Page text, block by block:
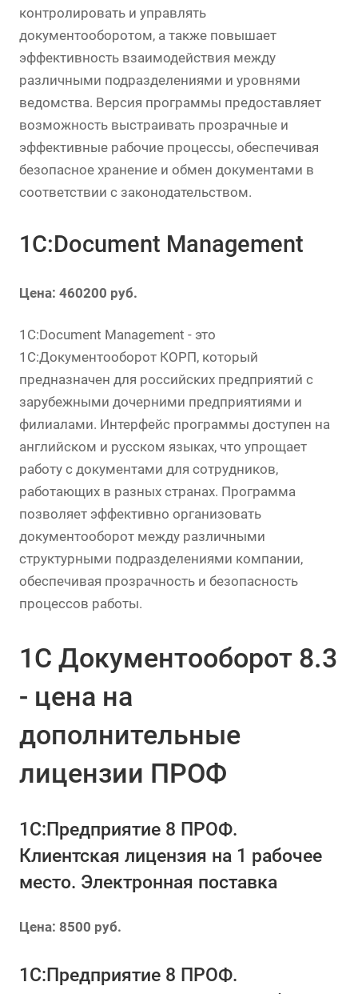
контролировать и управлять
документооборотом, а также повышает
эффективность взаимодействия между
различными подразделениями и уровнями
ведомства. Версия программы предоставляет
возможность выстраивать прозрачные и
эффективные рабочие процессы, обеспечивая
безопасное хранение и обмен документами в
соответствии с законодательством.
1С:Document Management
Цена: 460200 руб.
1С:Document Management - это
1С:Документооборот КОРП, который
предназначен для российских предприятий с
зарубежными дочерними предприятиями и
филиалами. Интерфейс программы доступен на
английском и русском языках, что упрощает
работу с документами для сотрудников,
работающих в разных странах. Программа
позволяет эффективно организовать
документооборот между различными
структурными подразделениями компании,
обеспечивая прозрачность и безопасность
процессов работы.
1С Документооборот 8.3
- цена на
дополнительные
лицензии ПРОФ
1С:Предприятие 8 ПРОФ.
Клиентская лицензия на 1 рабочее
место. Электронная поставка
Цена: 8500 руб.
1С:Предприятие 8 ПРОФ.